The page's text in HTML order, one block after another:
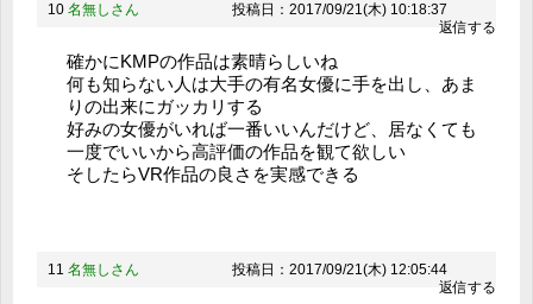
10 名無しさん
投稿日：2017/09/21(木) 10:18:37
返信する
確かにKMPの作品は素晴らしいね
何も知らない人は大手の有名女優に手を出し、あま
りの出来にガッカリする
好みの女優がいれば一番いいんだけど、居なくても
一度でいいから高評価の作品を観て欲しい
そしたらVR作品の良さを実感できる
11 名無しさん
投稿日：2017/09/21(木) 12:05:44
返信する